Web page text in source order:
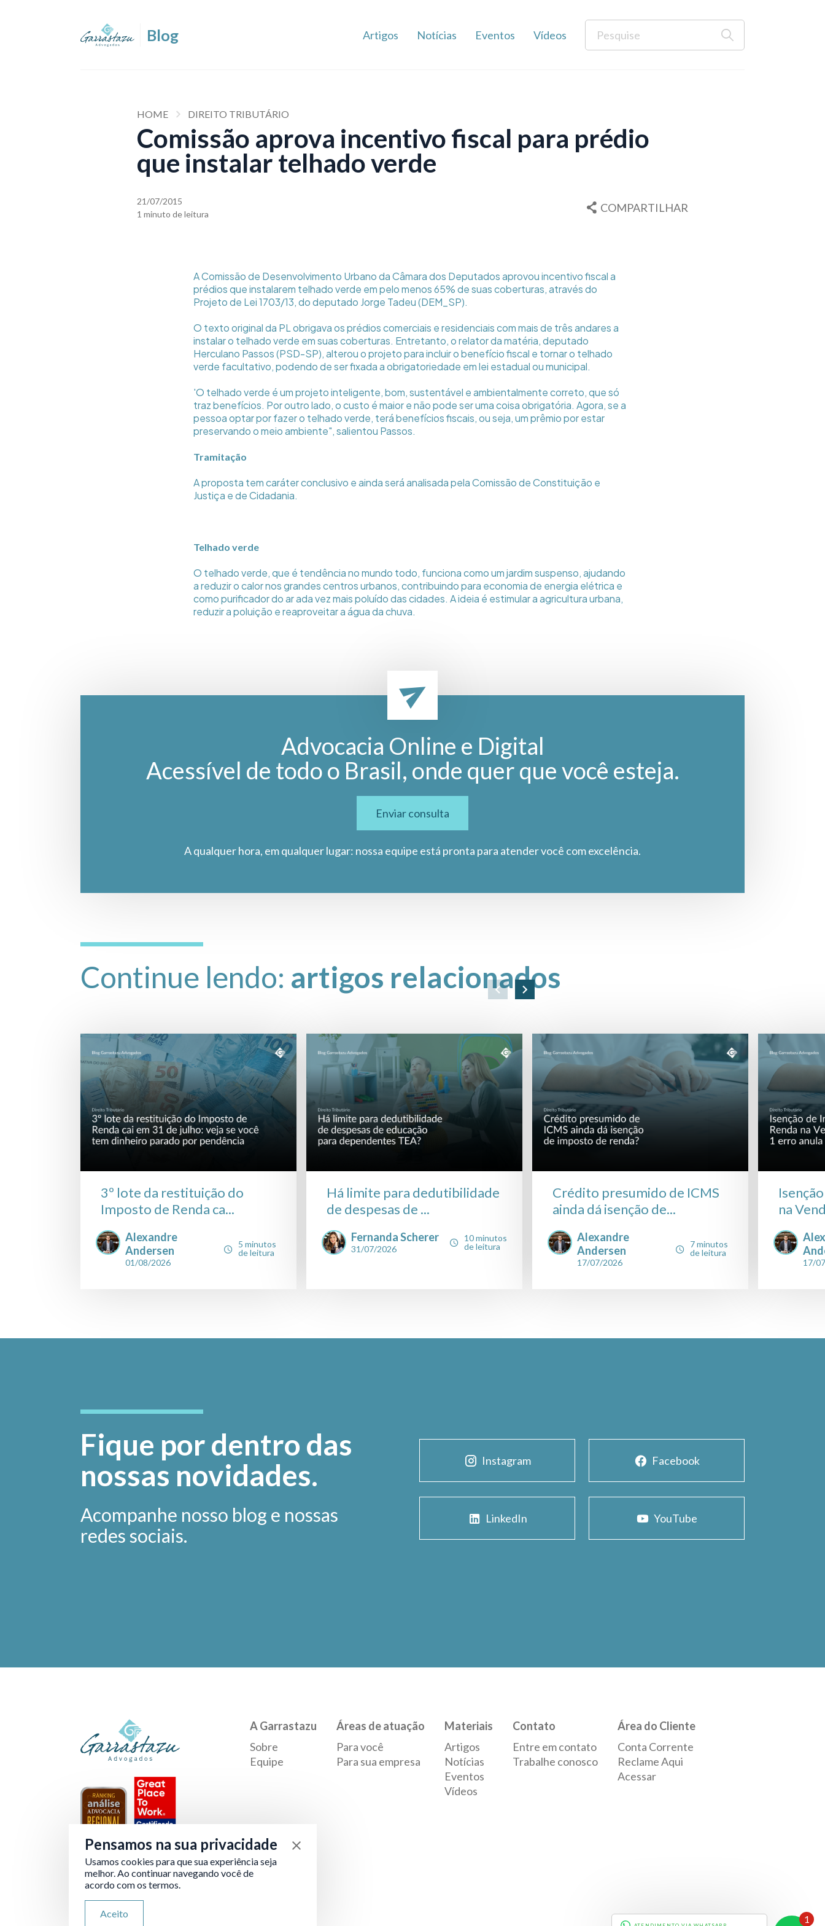
Artigos Notícias Eventos Vídeos
HOME DIREITO TRIBUTÁRIO
Comissão aprova incentivo fiscal para prédio
que instalar telhado verde
21/07/2015
1 minuto de leitura
COMPARTILHAR
A Comissão de Desenvolvimento Urbano da Câmara dos Deputados aprovou incentivo fiscal a
prédios que instalarem telhado verde em pelo menos 65% de suas coberturas, através do
Projeto de Lei 1703/13, do deputado Jorge Tadeu (DEM_SP).
O texto original da PL obrigava os prédios comerciais e residenciais com mais de três andares a
instalar o telhado verde em suas coberturas. Entretanto, o relator da matéria, deputado
Herculano Passos (PSD-SP), alterou o projeto para incluir o benefício fiscal e tornar o telhado
verde facultativo, podendo de ser fixada a obrigatoriedade em lei estadual ou municipal.
'O telhado verde é um projeto inteligente, bom, sustentável e ambientalmente correto, que só
traz benefícios. Por outro lado, o custo é maior e não pode ser uma coisa obrigatória. Agora, se a
pessoa optar por fazer o telhado verde, terá benefícios fiscais, ou seja, um prêmio por estar
preservando o meio ambiente", salientou Passos.
Tramitação
A proposta tem caráter conclusivo e ainda será analisada pela Comissão de Constituição e
Justiça e de Cidadania.
Telhado verde
O telhado verde, que é tendência no mundo todo, funciona como um jardim suspenso, ajudando
a reduzir o calor nos grandes centros urbanos, contribuindo para economia de energia elétrica e
como purificador do ar ada vez mais poluído das cidades. A ideia é estimular a agricultura urbana,
reduzir a poluição e reaproveitar a água da chuva.
Advocacia Online e Digital
Acessível de todo o Brasil, onde quer que você esteja.
Enviar consulta
A qualquer hora, em qualquer lugar: nossa equipe está pronta para atender você com excelência.
Continue lendo: artigos relacionados
3º lote da restituição do
Imposto de Renda ca...
Alexandre
Andersen
01/08/2026
5 minutos
de leitura
Há limite para dedutibilidade
de despesas de ...
Fernanda Scherer
31/07/2026
10 minutos
de leitura
Crédito presumido de ICMS
ainda dá isenção de...
Alexandre
Andersen
17/07/2026
7 minutos
de leitura
na
17/
Fique por dentro das
nossas novidades.
Acompanhe nosso blog e nossas
redes sociais.
Instagram Facebook
LinkedIn YouTube
Verificada por
A Garrastazu
Sobre
Equipe
Áreas de atuação
Para você
Para sua empresa
Materiais
Artigos
Notícias
Eventos
Vídeos
Contato
Entre em contato
Trabalhe conosco
Área do Cliente
Conta Corrente
Reclame Aqui
Acessar
1
Pensamos na sua privacidade
Usamos cookies para que sua experiência seja
melhor. Ao continuar navegando você de
acordo com os termos.
Aceito